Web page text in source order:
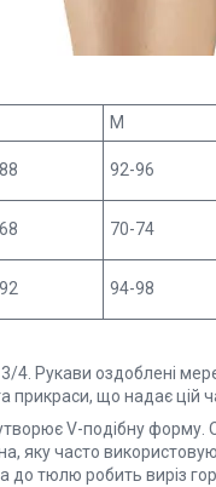
M
92-96
70-74
94-98
4. Рукави оздоблені
прикраси, що надає цій
V-подібну
яку часто
тюлю робить виріз